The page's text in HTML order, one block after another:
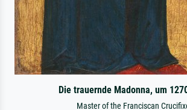
Die trauernde Madonna, um
Master of the Franciscan